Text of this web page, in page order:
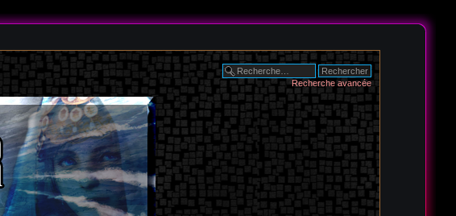
Recherche avancée